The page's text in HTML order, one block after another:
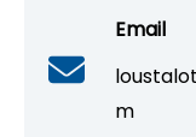
Email
m